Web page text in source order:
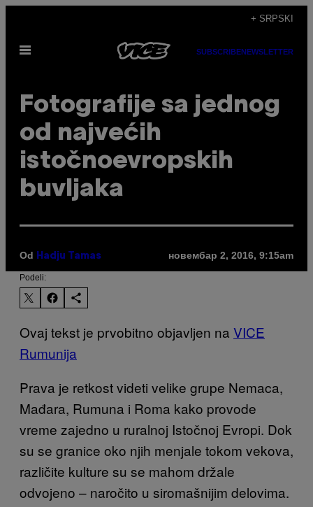
садржај
+ SRPSKI
Otvori
SUBSCRIBENEWSLETTER
Fotografije sa jednog
od najvećih
istočnoevropskih
buvljaka
Od Hadju Tamas новембар 2, 2016, 9:15am
Podeli:
Ovaj tekst je prvobitno objavljen na VICE
Rumunija
Prava je retkost videti velike grupe Nemaca,
Mađara, Rumuna i Roma kako provode
vreme zajedno u ruralnoj Istočnoj Evropi. Dok
su se granice oko njih menjale tokom vekova,
različite kulture su se mahom držale
odvojeno – naročito u siromašnijim delovima.